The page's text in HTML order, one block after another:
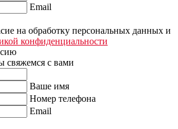
Email
на обработку персональных данных и
конфиденциальности
свяжемся с вами
Ваше имя
Номер телефона
Email